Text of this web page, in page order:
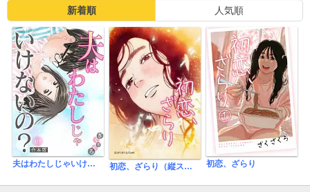
新着順 人気順
夫はわたしじゃいけないの？【合本版】 初恋、ざらり（縦スクロール版） 初恋、ざらり